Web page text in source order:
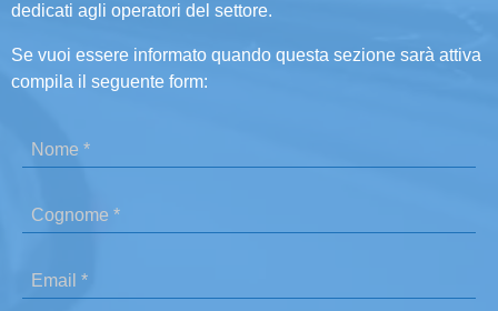
dedicati agli operatori del settore.
Se vuoi essere informato quando questa sezione sarà attiva
compila il seguente form: